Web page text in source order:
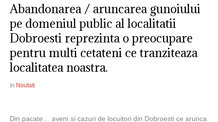
Abandonarea / aruncarea gunoiului
pe domeniul public al localitatii
Dobroesti reprezinta o preocupare
pentru multi cetateni ce tranziteaza
localitatea noastra.
In Noutati
Din pacate… avem si cazuri de locuitori din Dobroesti ce arunca